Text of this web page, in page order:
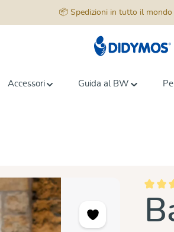
📦 Spedizioni in tutto il mondo
Accessori Guida al BW